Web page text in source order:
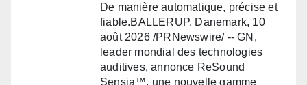
De manière automatique, précise et
fiable.BALLERUP, Danemark, 10
août 2026 /PRNewswire/ -- GN,
leader mondial des technologies
auditives, annonce ReSound
Sensia™, une nouvelle gamme